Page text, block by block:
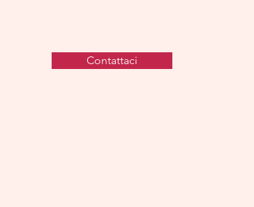
Contattaci